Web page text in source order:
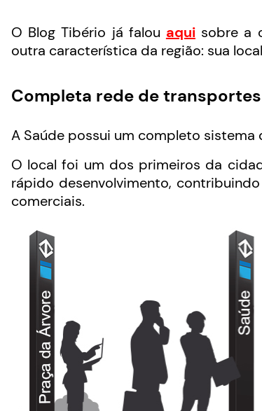
O Blog Tibério já falou aquisobre a
outra característica da região: sua
Completa rede de transportes
A Saúde possui um completo
O local foi um dos primeiros da
rápido desenvolvimento,
comerciais.